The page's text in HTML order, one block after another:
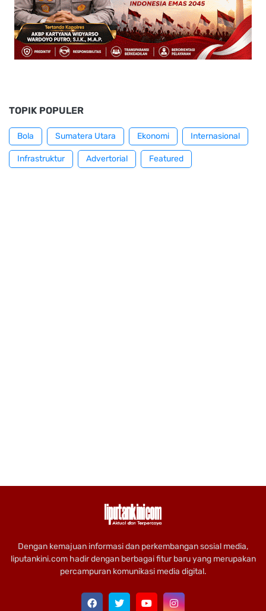
TOPIK POPULER
Bola Sumatera Utara Ekonomi Internasional
Infrastruktur Advertorial Featured
Dengan kemajuan informasi dan perkembangan sosial media,
liputankini.com hadir dengan berbagai fitur baru yang merupakan
percampuran komunikasi media digital.